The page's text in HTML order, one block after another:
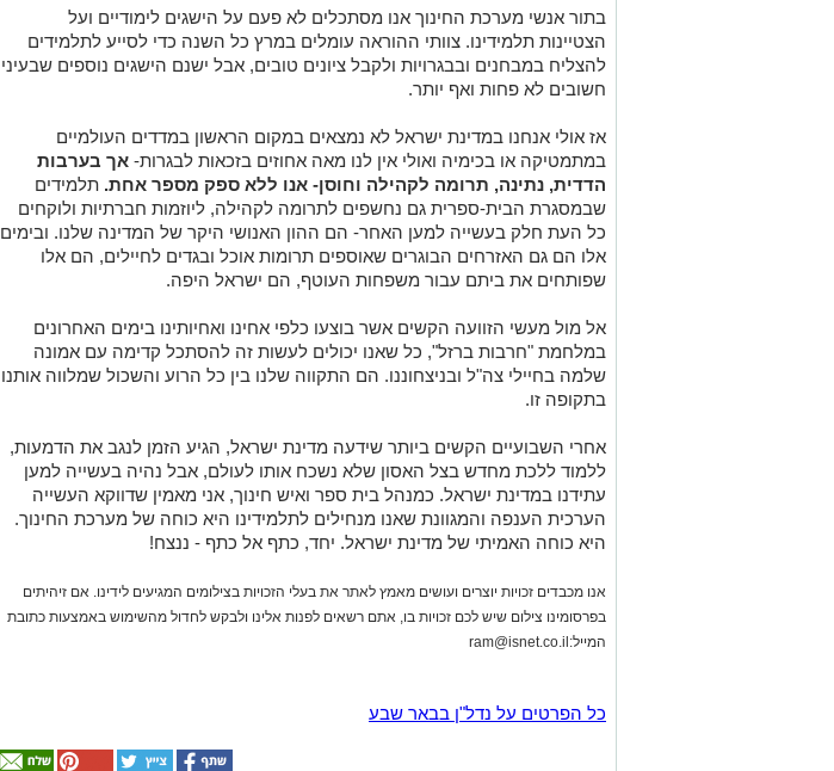
בתור אנשי מערכת החינוך אנו מסתכלים לא פעם על הישגים לימודיים ועל
הצטיינות תלמידינו. צוותי ההוראה עומלים במרץ כל השנה כדי לסייע לתלמידים
להצליח במבחנים ובבגרויות ולקבל ציונים טובים, אבל ישנם הישגים נוספים שבעיני
חשובים לא פחות ואף יותר.
אז אולי אנחנו במדינת ישראל לא נמצאים במקום הראשון במדדים העולמיים
במתמטיקה או בכימיה ואולי אין לנו מאה אחוזים בזכאות לבגרות- אך בערבות
הדדית, נתינה, תרומה לקהילה וחוסן- אנו ללא ספק מספר אחת. תלמידים
שבמסגרת הבית-ספרית גם נחשפים לתרומה לקהילה, ליוזמות חברתיות ולוקחים
כל העת חלק בעשייה למען האחר- הם ההון האנושי היקר של המדינה שלנו. ובימים
אלו הם גם האזרחים הבוגרים שאוספים תרומות אוכל ובגדים לחיילים, הם אלו
שפותחים את ביתם עבור משפחות העוטף, הם ישראל היפה.
אל מול מעשי הזוועה הקשים אשר בוצעו כלפי אחינו ואחיותינו בימים האחרונים
במלחמת "חרבות ברזל", כל שאנו יכולים לעשות זה להסתכל קדימה עם אמונה
שלמה בחיילי צה"ל ובניצחוננו. הם התקווה שלנו בין כל הרוע והשכול שמלווה אותנו
בתקופה זו.
אחרי השבועיים הקשים ביותר שידעה מדינת ישראל, הגיע הזמן לנגב את הדמעות,
ללמוד ללכת מחדש בצל האסון שלא נשכח אותו לעולם, אבל נהיה בעשייה למען
עתידנו במדינת ישראל. כמנהל בית ספר ואיש חינוך, אני מאמין שדווקא העשייה
הערכית הענפה והמגוונת שאנו מנחילים לתלמידינו היא כוחה של מערכת החינוך.
היא כוחה האמיתי של מדינת ישראל. יחד, כתף אל כתף - ננצח!
אנו מכבדים זכויות יוצרים ועושים מאמץ לאתר את בעלי הזכויות בצילומים המגיעים לידינו. אם זיהיתים
בפרסומינו צילום שיש לכם זכויות בו, אתם רשאים לפנות אלינו ולבקש לחדול מהשימוש באמצעות כתובת
המייל: ram@isnet.co.il
כל הפרטים על נדל"ן בבאר שבע